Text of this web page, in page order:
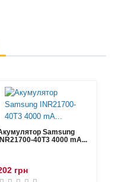
Samsung
INR21700-40T3 4000 mA...
грн